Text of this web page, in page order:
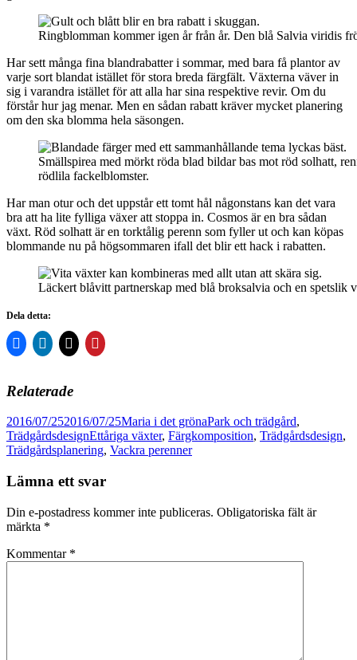
Ringblomman kommer igen år från år. Den blå Salvia viridis
Har sett många fina blandrabatter i sommar, med bara få plantor av
varje sort blandat istället för stora breda färgfält. Växterna väver in
sig i varandra istället för att alla har sina respektive revir. Om du
förstår hur jag menar. Men en sådan rabatt kräver mycket planering
om den ska blomma hela säsongen.
Smällspirea med mörkt röda blad bildar bas mot röd solhatt,
rödlila fackelblomster.
Har man otur och det uppstår ett tomt hål någonstans kan det vara
bra att ha lite fylliga växer att stoppa in. Cosmos är en bra sådan
växt. Röd solhatt är en torktålig perenn som fyller ut och kan köpas
blommande nu på högsommaren ifall det blir ett hack i rabatten.
Läckert blåvitt partnerskap med blå broksalvia och en spetslik
Dela detta:
Relaterade
Postat
2016/07/252016/07/25Författare
Maria i det grönaKategorier
Park och trädgård,
TrädgårdsdesignTaggar
Ettåriga växter, Färgkomposition, Trädgårdsdesign,
Trädgårdsplanering, Vackra perenner
Lämna ett svar
Din e-postadress kommer inte publiceras. Obligatoriska fält är
märkta *
Kommentar *